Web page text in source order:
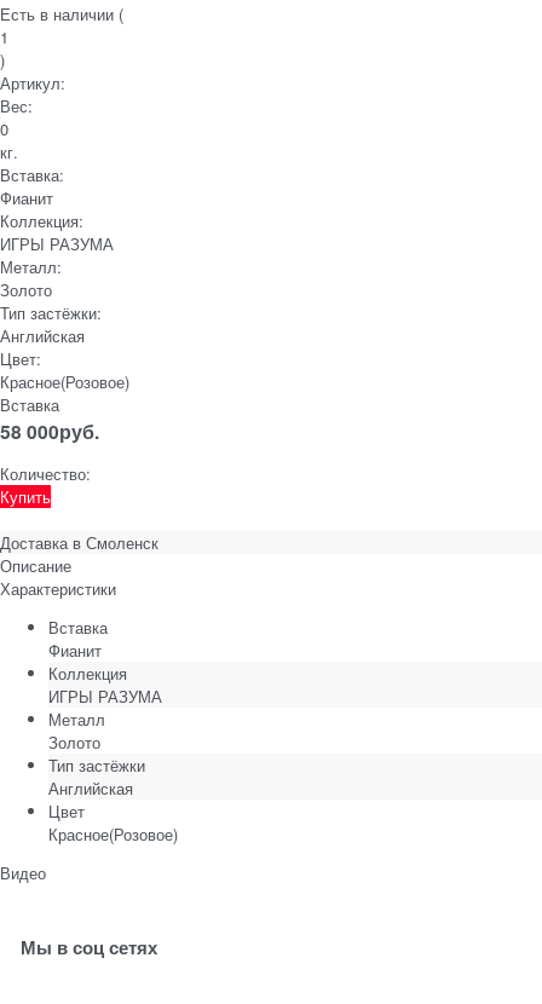
Есть в наличии (
1
)
Артикул:
Вес:
0
кг.
Вставка:
Фианит
Коллекция:
ИГРЫ РАЗУМА
Металл:
Золото
Тип застёжки:
Английская
Цвет:
Красное(Розовое)
Вставка
58 000руб.
Количество:
Купить
Доставка в Смоленск
Описание
Характеристики
Вставка
Фианит
Коллекция
ИГРЫ РАЗУМА
Металл
Золото
Тип застёжки
Английская
Цвет
Красное(Розовое)
Видео
Мы в соц сетях